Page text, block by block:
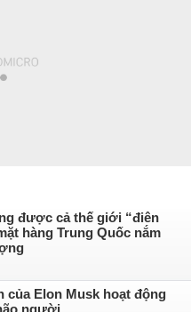
được cả thế giới “điên
hàng Trung Quốc nắm
của Elon Musk hoạt động
người